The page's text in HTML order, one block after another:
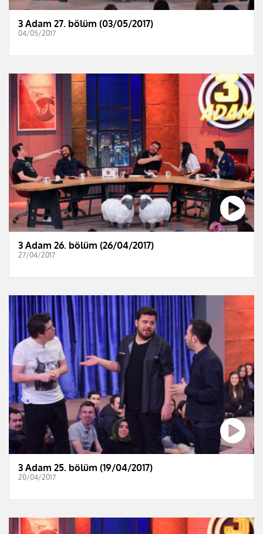
3 Adam 27. bölüm (03/05/2017)
04/05/2017
3 Adam 26. bölüm (26/04/2017)
27/04/2017
3 Adam 25. bölüm (19/04/2017)
20/04/2017